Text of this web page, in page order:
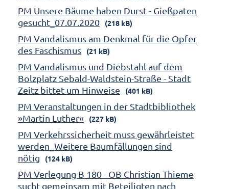
PM Unsere Bäume haben Durst - Gießpaten
gesucht_07.07.2020
(218 kB)
PM Vandalismus am Denkmal für die Opfer
des Faschismus
(21 kB)
PM Vandalismus und Diebstahl auf dem
Bolzplatz Sebald-Waldstein-Straße - Stadt
Zeitz bittet um Hinweise
(401 kB)
PM Veranstaltungen in der Stadtbibliothek
»Martin Luther«
(227 kB)
PM Verkehrssicherheit muss gewährleistet
werden_Weitere Baumfällungen sind
nötig
(124 kB)
PM Verlegung B 180 - OB Christian Thieme
sucht gemeinsam mit Beteiligten nach